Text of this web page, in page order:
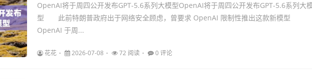
OpenAI将于周四公开发布GPT-5.6系列大模型OpenAI将于周四公开发布GPT-5.6系列大
型 此前特朗普政府出于网络安全顾虑，曾要求 OpenAI 限制性推出这款新模型
OpenAI 于周...
花花 2026-07-08 72 阅读 0 评论